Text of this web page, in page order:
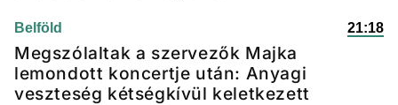
Belföld 21:18
Megszólaltak a szervezők Majka
lemondott koncertje után: Anyagi
veszteség kétségkívül keletkezett